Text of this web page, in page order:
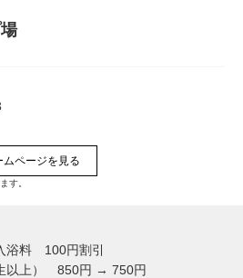
す。
ムページを見る
浴料 100円割引
上） 850円 → 750円